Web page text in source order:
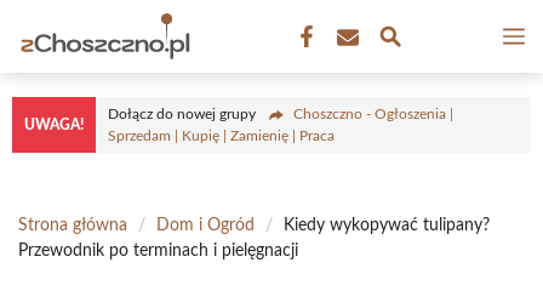
treści
UWAGA!
Dołącz do nowej grupy
Choszczno - Ogłoszenia |
Sprzedam | Kupię | Zamienię | Praca
Strona główna / Dom i Ogród /
Kiedy wykopywać tulipany?
Przewodnik po terminach i pielęgnacji